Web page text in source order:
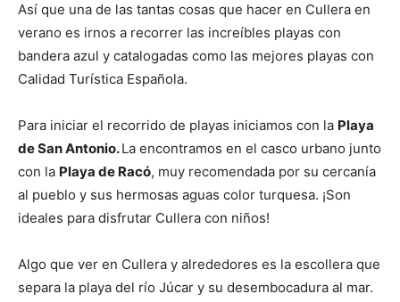
Así que una de las tantas cosas que hacer en Cullera en
verano es irnos a recorrer las increíbles playas con
bandera azul y catalogadas como las mejores playas con
Calidad Turística Española.
Para iniciar el recorrido de playas iniciamos con la Playa
de San Antonio.La encontramos en el casco urbano junto
con la Playa de Racó, muy recomendada por su cercanía
al pueblo y sus hermosas aguas color turquesa. ¡Son
ideales para disfrutar Cullera con niños!
Algo que ver en Cullera y alrededores es la escollera que
separa la playa del río Júcar y su desembocadura al mar.